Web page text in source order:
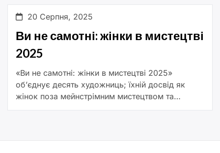
20 Серпня, 2025
Ви не самотні: жінки в мистецтві
2025
«Ви не самотні: жінки в мистецтві 2025»
об’єднує десять художниць; їхній досвід як
жінок поза мейнстрімним мистецтвом та
висвітлює їхній значний внесок у сучасне